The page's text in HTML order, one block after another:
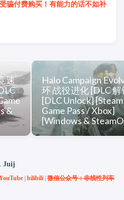
骗付费购买！有能力的话不如补
速
&
Halo Campaign
环 战役进化 [DLC
[DLC Unlock]
Game Pass / Xbox]
[Windows &
Juij
bilibili 微信公众号：非线性列车